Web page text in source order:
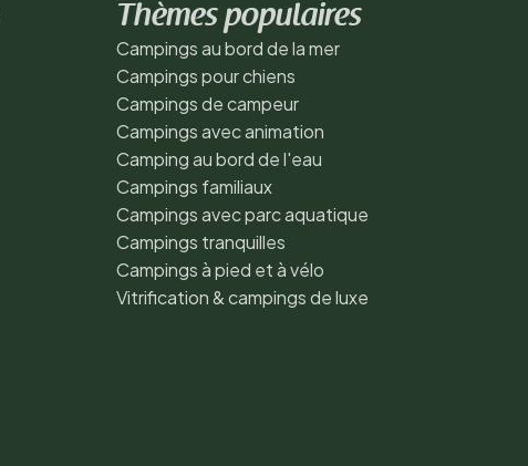
Thèmes populaires
Campings au bord de la mer
Campings pour chiens
Campings de campeur
Campings avec animation
Camping au bord de l'eau
Campings familiaux
Campings avec parc aquatique
Campings tranquilles
Campings à pied et à vélo
Vitrification & campings de luxe